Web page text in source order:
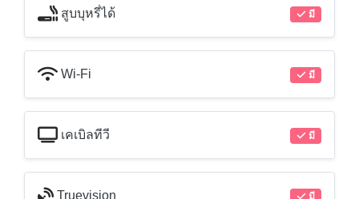
สูบบุหรี่ได้ มี
Wi-Fi มี
เคเบิลทีวี มี
Truevision มี